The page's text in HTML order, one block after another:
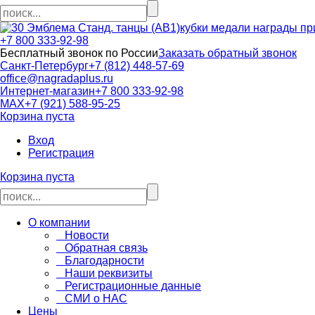
кубки медали награды
+7 800 333-92-98
Бесплатный звонок по РоссииЗаказать обратный звонок
Санкт-Петербург+7 (812) 448-57-69
office@nagradaplus.ru
Интернет-магазин+7 800 333-92-98
MAX+7 (921) 588-95-25
Корзина пуста
Вход
Регистрация
Корзина пуста
О компании
Новости
Обратная связь
Благодарности
Наши реквизиты
Регистрационные данные
СМИ о НАС
Цены